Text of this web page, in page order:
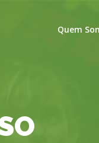
Quem